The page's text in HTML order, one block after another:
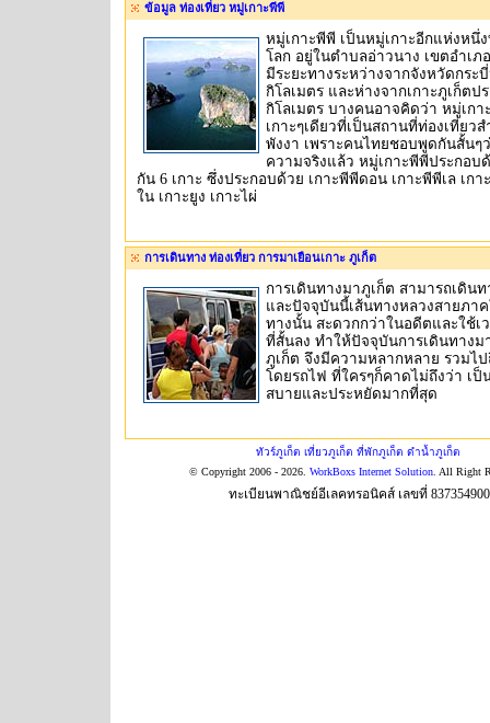
ข้อมูล ท่องเที่ยว หมู่เกาะพีพี
หมู่เกาะพีพี เป็นหมู่เกาะอีกแห่งหนึ่
โลก อยู่ในตำบลอ่าวนาง เขตอำเภ
มีระยะทางระหว่างจากจังหวัดกระ
กิโลเมตร และห่างจากเกาะภูเก็ตป
กิโลเมตร บางคนอาจคิดว่า หมู่เกา
เกาะๆเดียวที่เป็นสถานที่ท่องเที่ยว
พังงา เพราะคนไทยชอบพูดกันสั้นๆ
ความจริงแล้ว หมู่เกาะพีพีประกอบ
กัน 6 เกาะ ซึ่งประกอบด้วย เกาะพีพีดอน เกาะพีพีเล เก
ใน เกาะยูง เกาะไผ่
การเดินทาง ท่องเที่ยว การมาเยือนเกาะ ภูเก็ต
การเดินทางมาภูเก็ต สามารถเดิน
และปัจจุบันนี้เส้นทางหลวงสายภา
ทางนั้น สะดวกกว่าในอดีตและใช้เ
ที่สั้นลง ทำให้ปัจจุบันการเดินทางม
ภูเก็ต จึงมีความหลากหลาย รวมไป
โดยรถไฟ ที่ใครๆก็คาดไม่ถึงว่า เป็
สบายและประหยัดมากที่สุด
ทัวร์ภูเก็ต เที่ยวภูเก็ต ที่พักภูเก็ต ดำน้ำภูเก็ต
© Copyright 2006 - 2026. WorkBoxs Internet Solution. All Right
ทะเบียนพาณิชย์อีเลคทรอนิคส์ เลขที่